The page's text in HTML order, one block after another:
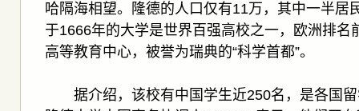
哈隔海相望。隆德的人口仅有11万，其中一半居
于1666年的大学是世界百强高校之一，欧洲排名
高等教育中心，被誉为瑞典的“科学首都”。
据介绍，该校有中国学生近250名，是各国留